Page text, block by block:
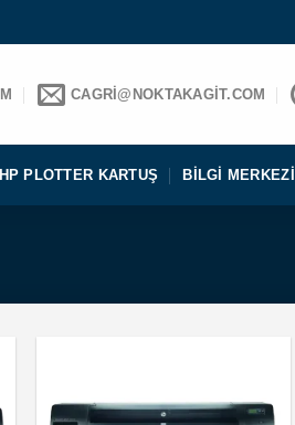
CAGRI@NOKTAKAGIT.COM
HP PLOTTER KARTUŞ BILGI MERKEZI